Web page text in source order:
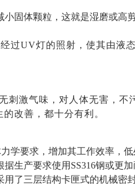
固体颗粒，这就是湿磨或高剪
过UV灯的照射，使其由液
刺激气味，对人体无害，不
改善，都十分有利。
学要求，增加其工作效率，低
生产要求使用SS316钢或更
了三层结构卡匣式的机械密